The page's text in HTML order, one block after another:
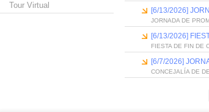
Tour Virtual
[6/13/2026]
JORNADA DE
[6/13/2026]
FIESTA DE FIN DE
[6/7/2026]
CONCEJALÍA DE